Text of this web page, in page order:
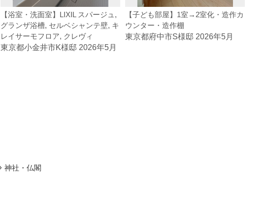
【浴室・洗面室】LIXIL スパージュ,
グランザ浴槽, セルベシャンテ壁, キ
レイサーモフロア, クレヴィ
東京都小金井市K様邸 2026年5月
【子ども部屋】1室→2室化・造作カ
ウンター・造作棚
東京都府中市S様邸 2026年5月
神社・仏閣